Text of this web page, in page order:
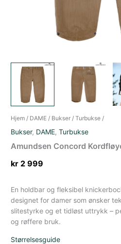
Hjem / DAME / Bukser /Turbukse /
Bukser, DAME,Turbukse
Amundsen Concord
kr 2 999
En holdbar og fleksibel
designet for damer som ønsker
slitestyrke og et tidløst uttrykk –
og røffere bruk.
Størrelsesguide